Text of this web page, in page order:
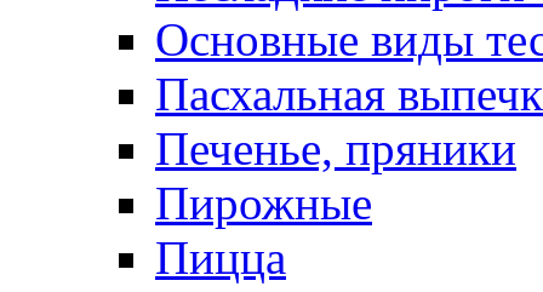
Основные виды
Пасхальная
Печенье, пряники
Пирожные
Пицца